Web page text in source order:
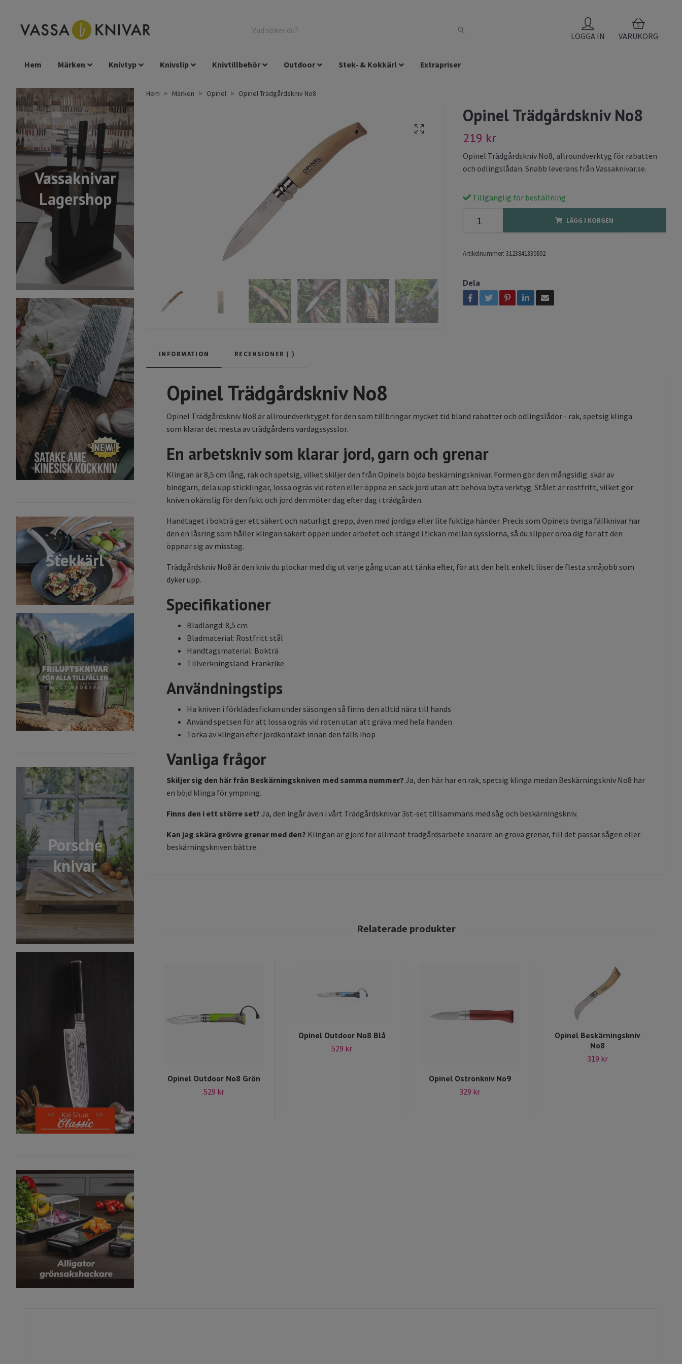
LOGGA IN
0
VARUKORG
Hem Märken Knivtyp Knivslip Knivtillbehör Outdoor Stek- & Kokkärl Extrapriser
Vassaknivar
Lagershop
Stekkärl
Porsche
knivar
Hem Märken Opinel Opinel Trädgårdskniv No8
Opinel Trädgårdskniv No8
219 kr
Opinel Trädgårdskniv No8, allroundverktyg för rabatten
och odlingslådan. Snabb leverans från Vassaknivar.se.
Tillgänglig för beställning
LÄGG I KORGEN
Artikelnummer: 3123841330802
Dela
INFORMATION RECENSIONER ( )
Opinel Trädgårdskniv No8
Opinel Trädgårdskniv No8 är allroundverktyget för den som tillbringar mycket tid bland rabatter och odlingslådor - rak, spetsig klinga
som klarar det mesta av trädgårdens vardagssysslor.
En arbetskniv som klarar jord, garn och grenar
Klingan är 8,5 cm lång, rak och spetsig, vilket skiljer den från Opinels böjda beskärningsknivar. Formen gör den mångsidig: skär av
bindgarn, dela upp sticklingar, lossa ogräs vid roten eller öppna en säck jord utan att behöva byta verktyg. Stålet är rostfritt, vilket gör
kniven okänslig för den fukt och jord den möter dag efter dag i trädgården.
Handtaget i bokträ ger ett säkert och naturligt grepp, även med jordiga eller lite fuktiga händer. Precis som Opinels övriga fällknivar har
den en låsring som håller klingan säkert öppen under arbetet och stängd i fickan mellan sysslorna, så du slipper oroa dig för att den
öppnar sig av misstag.
Trädgårdskniv No8 är den kniv du plockar med dig ut varje gång utan att tänka efter, för att den helt enkelt löser de flesta småjobb som
dyker upp.
Specifikationer
Bladlängd: 8,5 cm
Bladmaterial: Rostfritt stål
Handtagsmaterial: Bokträ
Tillverkningsland: Frankrike
Användningstips
Ha kniven i förklädesfickan under säsongen så finns den alltid nära till hands
Använd spetsen för att lossa ogräs vid roten utan att gräva med hela handen
Torka av klingan efter jordkontakt innan den fälls ihop
Vanliga frågor
Skiljer sig den här från Beskärningskniven med samma nummer? Ja, den här har en rak, spetsig klinga medan Beskärningskniv No8 har
en böjd klinga för ympning.
Finns den i ett större set? Ja, den ingår även i vårt Trädgårdsknivar 3st-set tillsammans med såg och beskärningskniv.
Kan jag skära grövre grenar med den? Klingan är gjord för allmänt trädgårdsarbete snarare än grova grenar, till det passar sågen eller
beskärningskniven bättre.
Opinel Outdoor No8 Grön
529 kr
Opinel Outdoor No8 Blå
529 kr
Opinel Ostronkniv No9
329 kr
Opinel Beskärningskniv
No8
319 kr